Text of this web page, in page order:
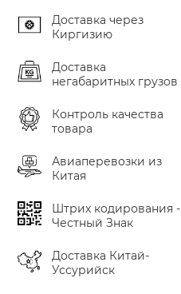
Доставка через
Киргизию
Доставка
негабаритных грузов
Контроль качества
товара
Авиаперевозки из
Китая
Штрих кодирования -
Честный Знак
Доставка Китай-
Уссурийск